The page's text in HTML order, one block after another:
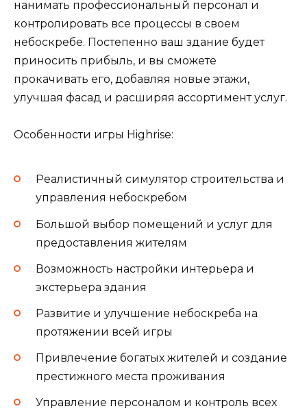
нанимать профессиональный персонал и
контролировать все процессы в своем
небоскребе. Постепенно ваш здание будет
приносить прибыль, и вы сможете
прокачивать его, добавляя новые этажи,
улучшая фасад и расширяя ассортимент услуг.
Особенности игры Highrise:
Реалистичный симулятор строительства и
управления небоскребом
Большой выбор помещений и услуг для
предоставления жителям
Возможность настройки интерьера и
экстерьера здания
Развитие и улучшение небоскреба на
протяжении всей игры
Привлечение богатых жителей и создание
престижного места проживания
Управление персоналом и контроль всех